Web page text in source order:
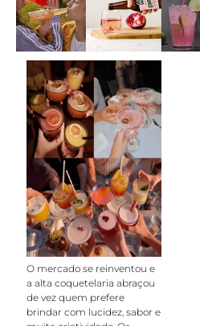
O mercado se reinventou e
a alta coquetelaria abraçou
de vez quem prefere
brindar com lucidez, sabor e